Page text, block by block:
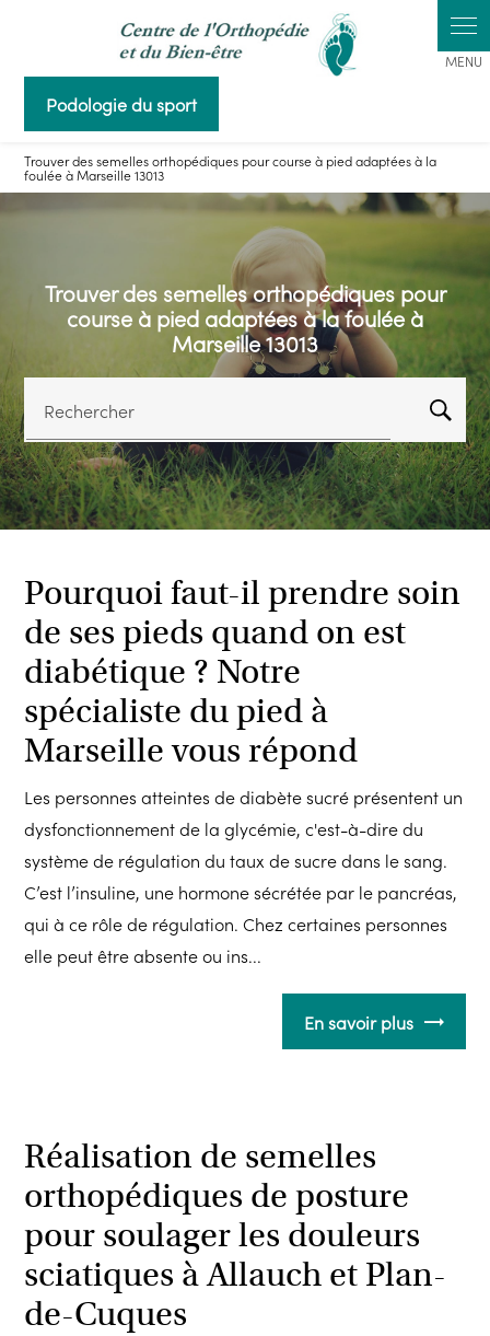
Podologie du sport
Trouver des semelles orthopédiques pour course à pied adaptées à la
foulée à Marseille 13013
Trouver des semelles orthopédiques pour
course à pied adaptées à la foulée à
Marseille 13013
Rechercher
Pourquoi faut-il prendre soin
de ses pieds quand on est
diabétique ? Notre
spécialiste du pied à
Marseille vous répond
Les personnes atteintes de diabète sucré présentent un
dysfonctionnement de la glycémie, c'est-à-dire du
système de régulation du taux de sucre dans le sang.
C’est l’insuline, une hormone sécrétée par le pancréas,
qui à ce rôle de régulation. Chez certaines personnes
elle peut être absente ou ins...
En savoir plus
Réalisation de semelles
orthopédiques de posture
pour soulager les douleurs
sciatiques à Allauch et Plan-
de-Cuques